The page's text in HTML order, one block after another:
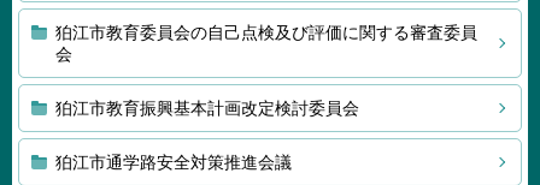
狛江市教育委員会の自己点検及び評価に関する審査委員
会
狛江市教育振興基本計画改定検討委員会
狛江市通学路安全対策推進会議